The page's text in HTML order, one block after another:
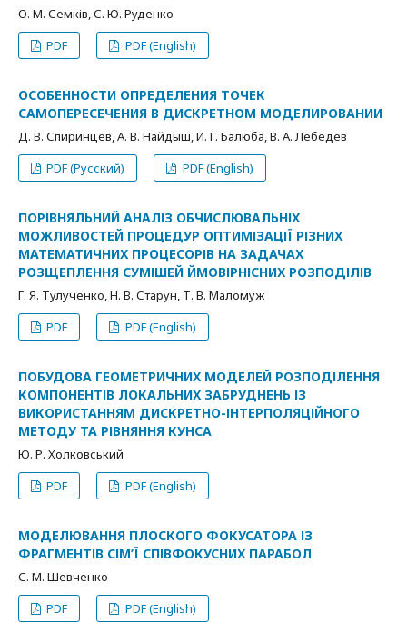
О. М. Семків, С. Ю. Руденко
PDF
PDF (English)
ОСОБЕННОСТИ ОПРЕДЕЛЕНИЯ ТОЧЕК
САМОПЕРЕСЕЧЕНИЯ В ДИСКРЕТНОМ МОДЕЛИРОВАНИИ
Д. В. Спиринцев, А. В. Найдыш, И. Г. Балюба, В. А. Лебедев
PDF (Русский)
PDF (English)
ПОРІВНЯЛЬНИЙ АНАЛІЗ ОБЧИСЛЮВАЛЬНІХ
МОЖЛИВОСТЕЙ ПРОЦЕДУР ОПТИМІЗАЦІЇ РІЗНИХ
МАТЕМАТИЧНИХ ПРОЦЕСОРІВ НА ЗАДАЧАХ
РОЗЩЕПЛЕННЯ СУМІШЕЙ ЙМОВІРНІСНИХ РОЗПОДІЛІВ
Г. Я. Тулученко, Н. В. Старун, Т. В. Маломуж
PDF
PDF (English)
ПОБУДОВА ГЕОМЕТРИЧНИХ МОДЕЛЕЙ РОЗПОДІЛЕННЯ
КОМПОНЕНТІВ ЛОКАЛЬНИХ ЗАБРУДНЕНЬ ІЗ
ВИКОРИСТАННЯМ ДИСКРЕТНО-ІНТЕРПОЛЯЦІЙНОГО
МЕТОДУ ТА РІВНЯННЯ КУНСА
Ю. Р. Холковський
PDF
PDF (English)
МОДЕЛЮВАННЯ ПЛОСКОГО ФОКУСАТОРА ІЗ
ФРАГМЕНТІВ СІМ’Ї СПІВФОКУСНИХ ПАРАБОЛ
С. М. Шевченко
PDF
PDF (English)